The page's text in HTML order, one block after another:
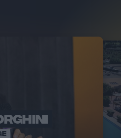
RADIO ITALIA
VOI TANKA VILLAGE